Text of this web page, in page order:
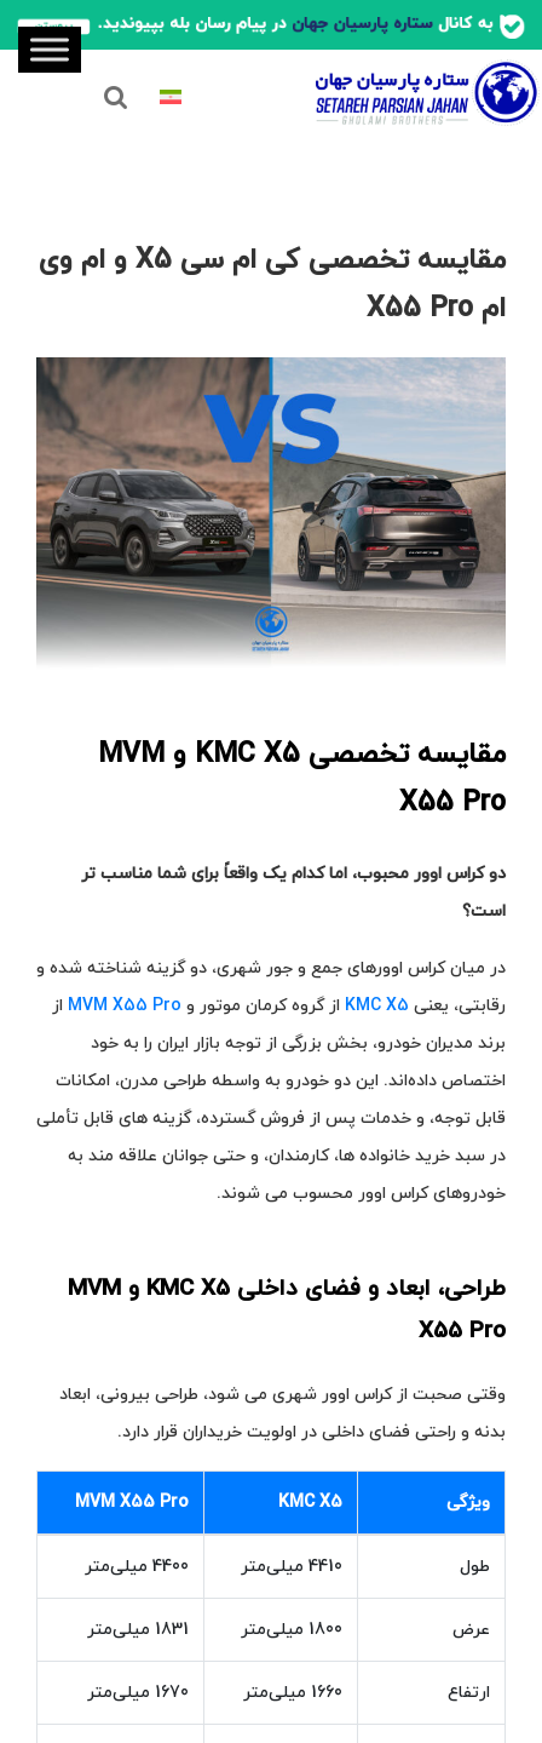
مقایسه تخصصی کی‌ ام سی X5 و ام وی
ام X55 Pro
مقایسه تخصصی KMC X5 و MVM
X55 Pro
دو کراس‌ اوور محبوب، اما کدام یک واقعاً برای شما مناسب‌ تر
است؟
در میان کراس‌ اوورهای جمع‌ و جور شهری، دو گزینه شناخته‌ شده و
رقابتی، یعنی KMC X5 از گروه کرمان موتور و MVM X55 Pro از
برند مدیران خودرو، بخش بزرگی از توجه بازار ایران را به خود
اختصاص داده‌اند. این دو خودرو به واسطه طراحی مدرن، امکانات
قابل توجه، و خدمات پس از فروش گسترده، گزینه‌ های قابل تأملی
در سبد خرید خانواده‌ ها، کارمندان، و حتی جوانان علاقه‌ مند به
خودروهای کراس‌ اوور محسوب می‌ شوند.
طراحی، ابعاد و فضای داخلی KMC X5 و MVM
X55 Pro
وقتی صحبت از کراس‌ اوور شهری می‌ شود، طراحی بیرونی، ابعاد
بدنه و راحتی فضای داخلی در اولویت خریداران قرار دارد.
ویژگی KMC X5
MVM X55 Pro
طول 4410 میلی‌متر 4400 میلی‌متر
عرض 1800 میلی‌متر 1831 میلی‌متر
ارتفاع 1660 میلی‌متر 1670 میلی‌متر